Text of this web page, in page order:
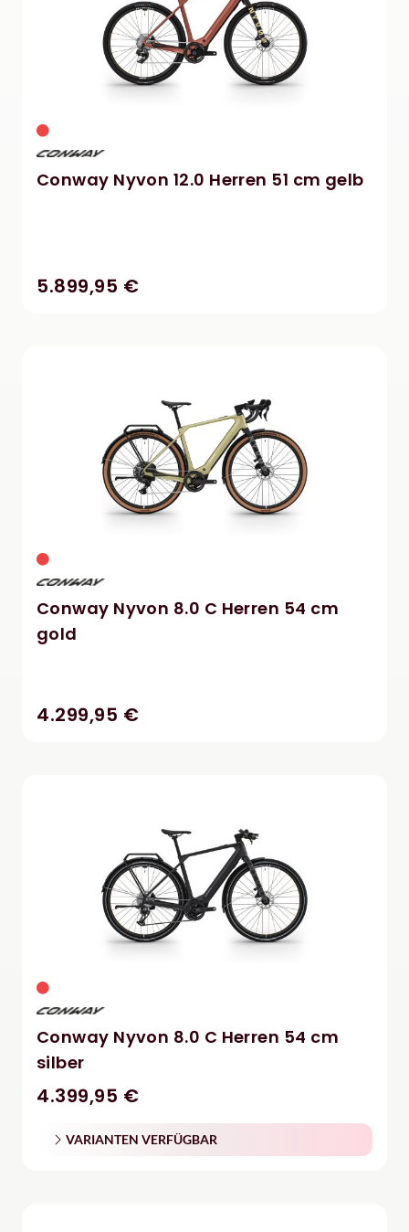
Conway Nyvon 12.0 Herren 51 cm gelb
5.899,95 €
Conway Nyvon 8.0 C Herren 54 cm
gold
4.299,95 €
Conway Nyvon 8.0 C Herren 54 cm
silber
4.399,95 €
VARIANTEN VERFÜGBAR